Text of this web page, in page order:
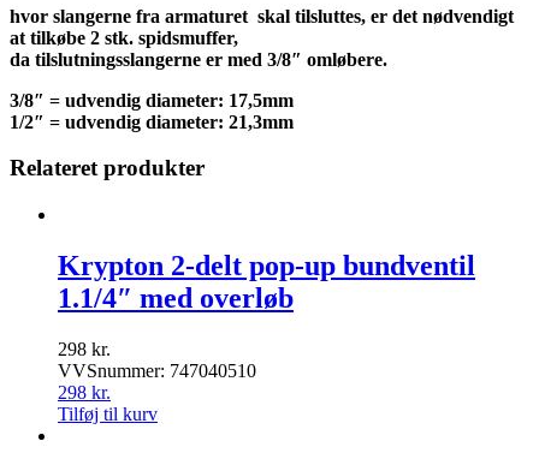
hvor slangerne fra armaturet skal tilsluttes, er det nødvendigt
at tilkøbe 2 stk. spidsmuffer,
da tilslutningsslangerne er med 3/8″ omløbere.
3/8″ = udvendig diameter: 17,5mm
1/2″ = udvendig diameter: 21,3mm
Relateret produkter
Krypton 2-delt pop-up bundventil
1.1/4″ med overløb
298 kr.
VVSnummer: 747040510
298 kr.
Tilføj til kurv